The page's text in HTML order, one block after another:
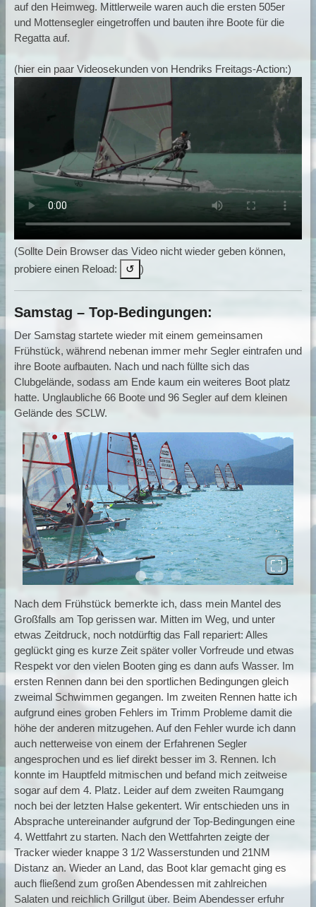
auf den Heimweg. Mittlerweile waren auch die ersten 505er
und Mottensegler eingetroffen und bauten ihre Boote für die
Regatta auf.
(hier ein paar Videosekunden von Hendriks Freitags-Action:)
(Sollte Dein Browser das Video nicht wieder geben können,
probiere einen Reload:
↺ )
Samstag – Top-Bedingungen:
Der Samstag startete wieder mit einem gemeinsamen
Frühstück, während nebenan immer mehr Segler eintrafen und
ihre Boote aufbauten. Nach und nach füllte sich das
Clubgelände, sodass am Ende kaum ein weiteres Boot platz
hatte. Unglaubliche 66 Boote und 96 Segler auf dem kleinen
Gelände des SCLW.
Previous Next
Nach dem Frühstück bemerkte ich, dass mein Mantel des
Großfalls am Top gerissen war. Mitten im Weg, und unter
etwas Zeitdruck, noch notdürftig das Fall repariert: Alles
geglückt ging es kurze Zeit später voller Vorfreude und etwas
Respekt vor den vielen Booten ging es dann aufs Wasser. Im
ersten Rennen dann bei den sportlichen Bedingungen gleich
zweimal Schwimmen gegangen. Im zweiten Rennen hatte ich
aufgrund eines groben Fehlers im Trimm Probleme damit die
höhe der anderen mitzugehen. Auf den Fehler wurde ich dann
auch netterweise von einem der Erfahrenen Segler
angesprochen und es lief direkt besser im 3. Rennen. Ich
konnte im Hauptfeld mitmischen und befand mich zeitweise
sogar auf dem 4. Platz. Leider auf dem zweiten Raumgang
noch bei der letzten Halse gekentert. Wir entschieden uns in
Absprache untereinander aufgrund der Top-Bedingungen eine
4. Wettfahrt zu starten. Nach den Wettfahrten zeigte der
Tracker wieder knappe 3 1/2 Wasserstunden und 21NM
Distanz an. Wieder an Land, das Boot klar gemacht ging es
auch fließend zum großen Abendessen mit zahlreichen
Salaten und reichlich Grillgut über. Beim Abendesser erfuhr